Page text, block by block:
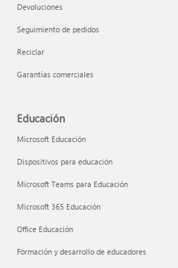
Devoluciones
Seguimiento de pedidos
Reciclar
Garantías comerciales
Educación
Microsoft Educación
Dispositivos para educación
Microsoft Teams para Educación
Microsoft 365 Educación
Office Educación
Formación y desarrollo de educadores